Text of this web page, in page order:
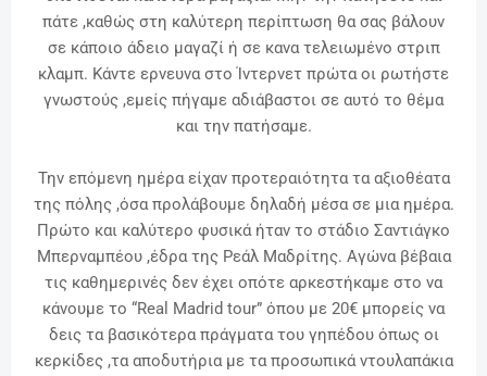
πάτε ,καθώς στη καλύτερη περίπτωση θα σας βάλουν
σε κάποιο άδειο μαγαζί ή σε κανα τελειωμένο στριπ
κλαμπ. Κάντε ερνευνα στο Ίντερνετ πρώτα οι ρωτήστε
γνωστούς ,εμείς πήγαμε αδιάβαστοι σε αυτό το θέμα
και την πατήσαμε.
Την επόμενη ημέρα είχαν προτεραιότητα τα αξιοθέατα
της πόλης ,όσα προλάβουμε δηλαδή μέσα σε μια ημέρα.
Πρώτο και καλύτερο φυσικά ήταν το στάδιο Σαντιάγκο
Μπερναμπέου ,έδρα της Ρεάλ Μαδρίτης. Αγώνα βέβαια
τις καθημερινές δεν έχει οπότε αρκεστήκαμε στο να
κάνουμε το “Real Madrid tour” όπου με 20€ μπορείς να
δεις τα βασικότερα πράγματα του γηπέδου όπως οι
κερκίδες ,τα αποδυτήρια με τα προσωπικά ντουλαπάκια